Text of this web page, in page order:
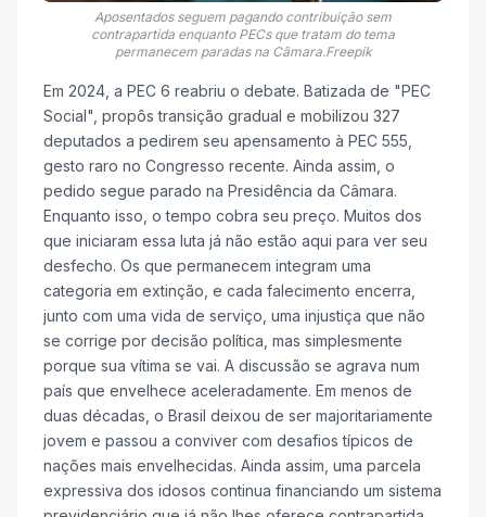
Aposentados seguem pagando contribuição sem
contrapartida enquanto PECs que tratam do tema
permanecem paradas na Câmara.Freepik
Em 2024, a PEC 6 reabriu o debate. Batizada de "PEC
Social", propôs transição gradual e mobilizou 327
deputados a pedirem seu apensamento à PEC 555,
gesto raro no Congresso recente. Ainda assim, o
pedido segue parado na Presidência da Câmara.
Enquanto isso, o tempo cobra seu preço. Muitos dos
que iniciaram essa luta já não estão aqui para ver seu
desfecho. Os que permanecem integram uma
categoria em extinção, e cada falecimento encerra,
junto com uma vida de serviço, uma injustiça que não
se corrige por decisão política, mas simplesmente
porque sua vítima se vai. A discussão se agrava num
país que envelhece aceleradamente. Em menos de
duas décadas, o Brasil deixou de ser majoritariamente
jovem e passou a conviver com desafios típicos de
nações mais envelhecidas. Ainda assim, uma parcela
expressiva dos idosos continua financiando um sistema